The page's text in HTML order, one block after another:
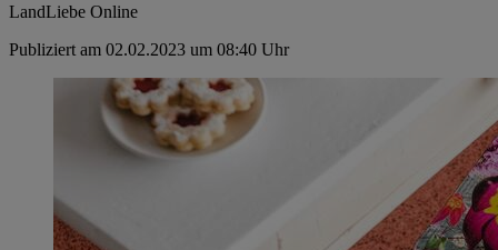
LandLiebe Online
Publiziert am 02.02.2023 um 08:40 Uhr